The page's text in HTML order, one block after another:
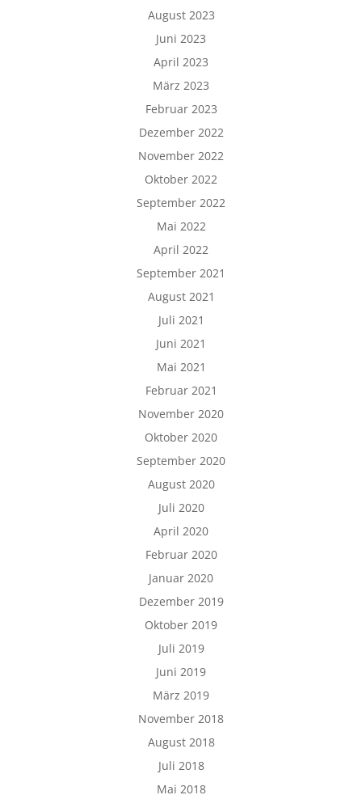
August 2023
Juni 2023
April 2023
März 2023
Februar 2023
Dezember 2022
November 2022
Oktober 2022
September 2022
Mai 2022
April 2022
September 2021
August 2021
Juli 2021
Juni 2021
Mai 2021
Februar 2021
November 2020
Oktober 2020
September 2020
August 2020
Juli 2020
April 2020
Februar 2020
Januar 2020
Dezember 2019
Oktober 2019
Juli 2019
Juni 2019
März 2019
November 2018
August 2018
Juli 2018
Mai 2018